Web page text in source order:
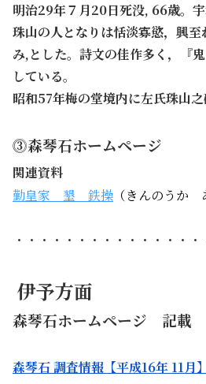
明治29年７月20日死没, 66歳。宇
珠山の人となりは恬淡寡慾，興
み,とした。詩文の佳作多く，『
している。
昭和57年梅の堂境内に左氏珠山之
⓷森琴石ホームページ
関連資料
勤皇家 墾 鉄操 （きんのうか
・・・・・・・・・・・・・・・
伊予方面
森琴石ホームページ 記載
森琴石 調査情報【平成16年 11月】